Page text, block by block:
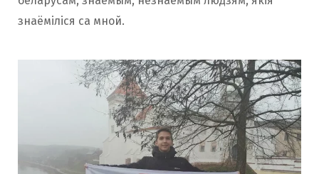
знаёміліся са мной.